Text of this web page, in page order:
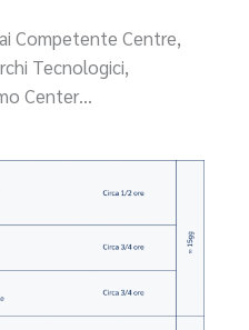
Competente Centre,
Tecnologici,
Center…